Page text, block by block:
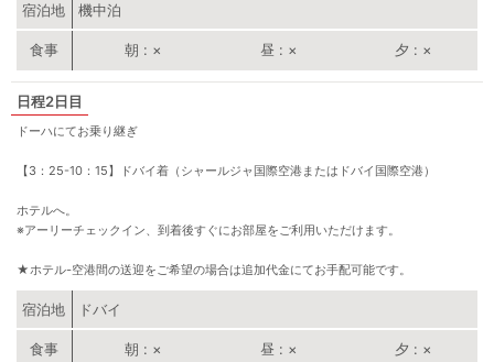
宿泊地 機中泊
朝 × 昼 × 夕 ×
2日目
ドーハにてお乗り継ぎ
【3：25-10：15】ドバイ着（シャールジャ国際空港またはドバイ国際空港）
ホテルへ。
※アーリーチェックイン、到着後すぐにお部屋をご利用いただけます。
★ホテル-空港間の送迎をご希望の場合は追加代金にてお手配可能です。
宿泊地 ドバイ
朝 × 昼 × 夕 ×